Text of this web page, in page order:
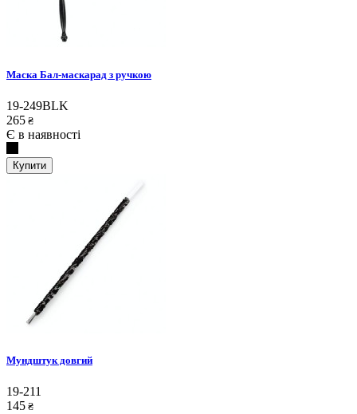
Маска Бал-маскарад з ручкою
19-249BLK
265 ₴
Є в наявності
Купити
Мундштук довгий
19-211
145 ₴